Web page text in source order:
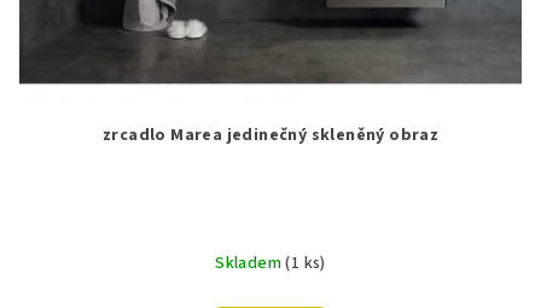
zrcadlo Marea jedinečný skleněný obraz
Skladem(1 ks)